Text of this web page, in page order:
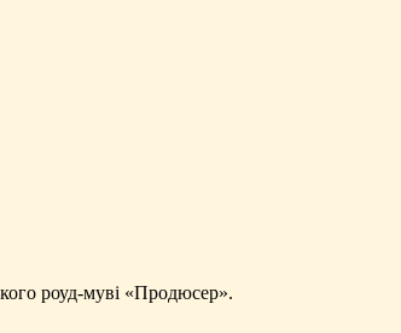
роуд-муві «Продюсер».